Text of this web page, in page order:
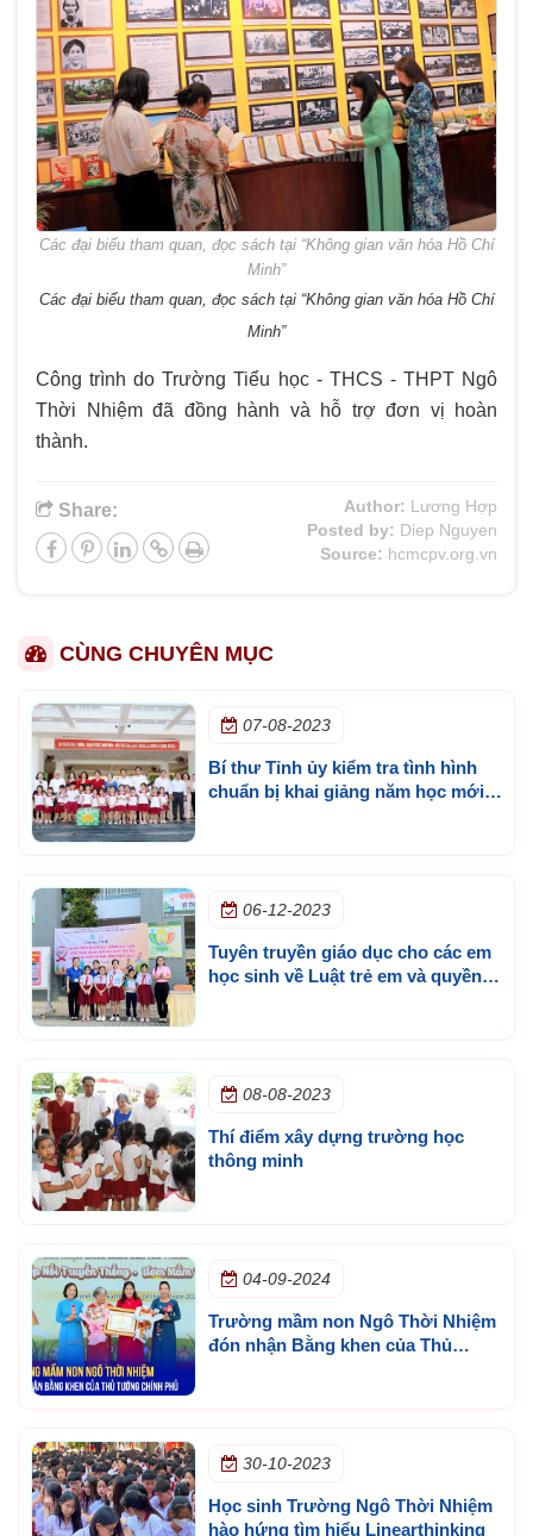
Các đại biểu tham quan, đọc sách tại “Không gian văn hóa Hồ Chí
Minh”
Các đại biểu tham quan, đọc sách tại “Không gian văn hóa Hồ Chí
Minh”
Công trình do Trường Tiểu học - THCS - THPT Ngô
Thời Nhiệm đã đồng hành và hỗ trợ đơn vị hoàn
thành.
Share: Author: Lương Hợp
Posted by: Diep Nguyen
Source: hcmcpv.org.vn
CÙNG CHUYÊN MỤC
07-08-2023
Bí thư Tỉnh ủy kiểm tra tình hình
chuẩn bị khai giảng năm học mới
06-12-2023
Tuyên truyền giáo dục cho các em
học sinh về Luật trẻ em và quyền
08-08-2023
Thí điểm xây dựng trường học
thông minh
04-09-2024
Trường mầm non Ngô Thời Nhiệm
đón nhận Bằng khen của Thủ
30-10-2023
Học sinh Trường Ngô Thời Nhiệm
hào hứng tìm hiểu Linearthinking